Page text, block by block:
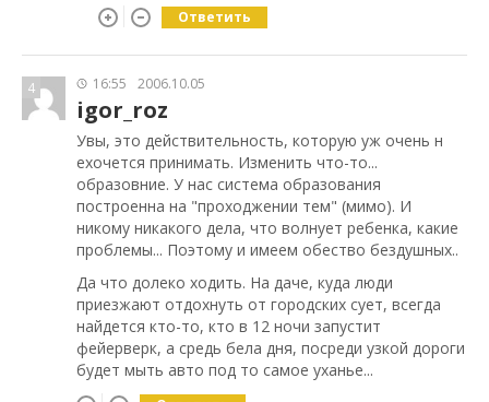
Ответить
4 16:55 2006.10.05
igor_roz
Увы, это действительность, которую уж очень н
ехочется принимать. Изменить что-то...
образовние. У нас система образования
построенна на "проходжении тем" (мимо). И
никому никакого дела, что волнует ребенка, какие
проблемы... Поэтому и имеем обество бездушных..
Да что долеко ходить. На даче, куда люди
приезжают отдохнуть от городских сует, всегда
найдется кто-то, кто в 12 ночи запустит
фейерверк, а средь бела дня, посреди узкой дороги
будет мыть авто под то самое уханье...